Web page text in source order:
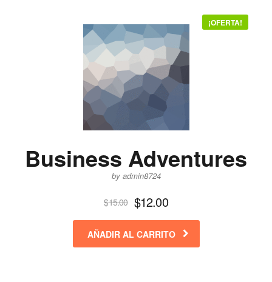
¡OFERTA!
Business Adventures
by admin8724
$15.00 $12.00
AÑADIR AL CARRITO